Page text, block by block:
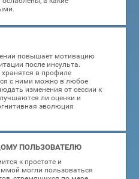
повышает мотивацию
после инсульта.
в профиле
с ними можно в любое
изменения от сессии к
ли оценки и
эволюция
ПОЛЬЗОВАТЕЛЮ
к простоте и
могли пользоваться